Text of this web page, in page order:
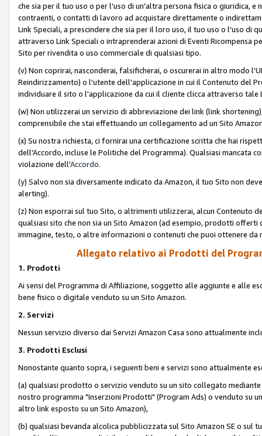
che sia per il tuo uso o per l'uso di un'altra persona fisica o giuridica,
contraenti, o contatti di lavoro ad acquistare direttamente o
Link Speciali, a prescindere che sia per il loro uso, il tuo uso o l'uso di
attraverso Link Speciali o intraprenderai azioni di Eventi
Sito per rivendita o uso commerciale di qualsiasi tipo.
(v) Non coprirai, nasconderai, falsificherai, o oscurerai in altro modo
Reindirizzamento) o l'utente dell'applicazione in cui il Contenuto del
individuare il sito o l'applicazione da cui il cliente clicca attraverso tale
(w) Non utilizzerai un servizio di abbreviazione dei link (link
comprensibile che stai effettuando un collegamento ad un Sito
(x) Su nostra richiesta, ci fornirai una certificazione scritta che hai
dell'Accordo, incluse le Politiche del Programma). Qualsiasi mancata
violazione dell'Accordo.
(y) Salvo non sia diversamente indicato da Amazon, il tuo Sito non
alerting).
(z) Non esporrai sul tuo Sito, o altrimenti utilizzerai, alcun Contenuto
qualsiasi sito che non sia un Sito Amazon (ad esempio, prodotti
immagine, testo, o altre informazioni o contenuti che puoi ottenere da
Allegato relativo ai Prodotti del
1. Prodotti
Ai sensi del Programma di Affiliazione, soggetto alle aggiunte e alle
bene fisico o digitale venduto su un Sito Amazon.
2. Servizi
Nessun servizio diverso dai Servizi Amazon Casa sono attualmente
3. Prodotti Esclusi
Nonostante quanto sopra, i seguenti beni e servizi sono attualmente
(a) qualsiasi prodotto o servizio venduto su un sito collegato
nostro programma "Inserzioni Prodotti" (Program Ads) o venduto su
altro link esposto su un Sito Amazon),
(b) qualsiasi bevanda alcolica pubblicizzata sul Sito Amazon SE o sul